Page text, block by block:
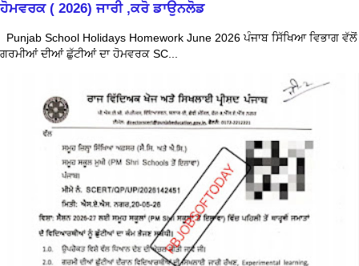
ਹੋਮਵਰਕ ( 2026) ਜਾਰੀ ,ਕਰੋ ਡਾਉਨਲੋਡ
Punjab School Holidays Homework June 2026 ਪੰਜਾਬ ਸਿੱਖਿਆ ਵਿਭਾਗ ਵੱਲੋਂ
ਗਰਮੀਆਂ ਦੀਆਂ ਛੁੱਟੀਆਂ ਦਾ ਹੋਮਵਰਕ SC...